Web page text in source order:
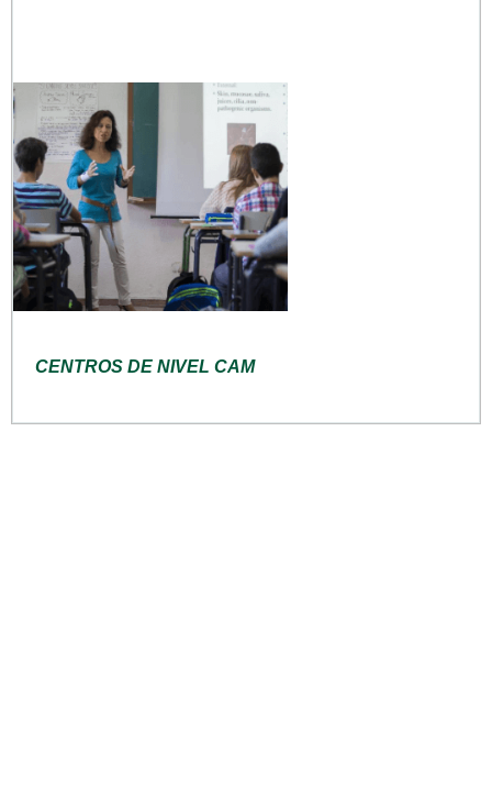
CENTROS DE NIVEL CAM